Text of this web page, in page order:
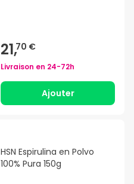
21,70 €
Livraison en 24-72h
Ajouter
HSN Espirulina en Polvo
100% Pura 150g